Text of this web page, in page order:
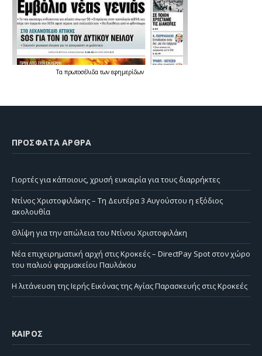
Τα πρωτοσέλιδατων εφημερίδων
ΠΡΌΣΦΑΤΑ ΆΡΘΡΑ
Γιορτές για κάποιους, χρυσή ευκαιρία για τους διαρρήκτες
Ντίνος Χριστοφιλάκης – Τη Δευτέρα 3 Αυγούστου η εξόδιος
ακολουθία
Θλίψη για την απώλεια του Ντίνου Χριστοφιλάκη
Νέα επιχειρηματική αρχή στις Κροκεές – DirectPay Spot στον χώρο
του παλιού φαρμακείου Παυλάκου
Η λιτάνευση της Ιερής Εικόνας της Αγίας Παρασκευής στις Κροκεές
ΚΑΙΡΌΣ